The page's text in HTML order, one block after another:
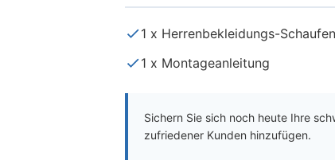
1 x Herrenbekleidungs-
1 x Montageanleitung
Sichern Sie sich noch heute Ihre
zufriedener Kunden hinzufügen.